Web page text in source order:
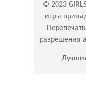
© 2023
игры
разрешения